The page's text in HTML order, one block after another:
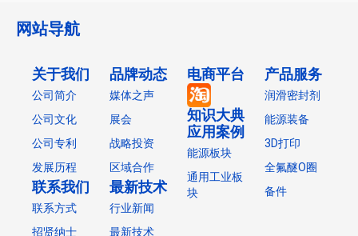
网站导航
关于我们
公司简介
公司文化
公司专利
发展历程
联系我们
联系方式
招贤纳士
品牌动态
媒体之声
展会
战略投资
区域合作
最新技术
行业新闻
最新技术
电商平台
知识大典
应用案例
能源板块
通用工业板
块
产品服务
润滑密封剂
能源装备
3D打印
全氟醚O圈
备件